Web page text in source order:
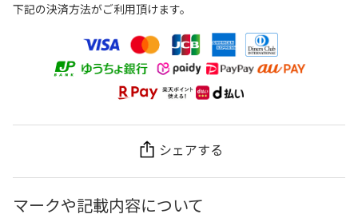
下記の決済方法がご利用頂けます。
シェアする
マークや記載内容について